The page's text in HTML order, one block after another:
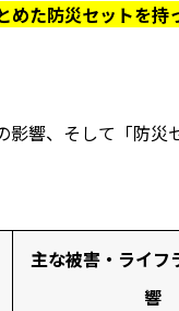
めた防災セットを
影響、そして「防
主な被害・ライフ
響